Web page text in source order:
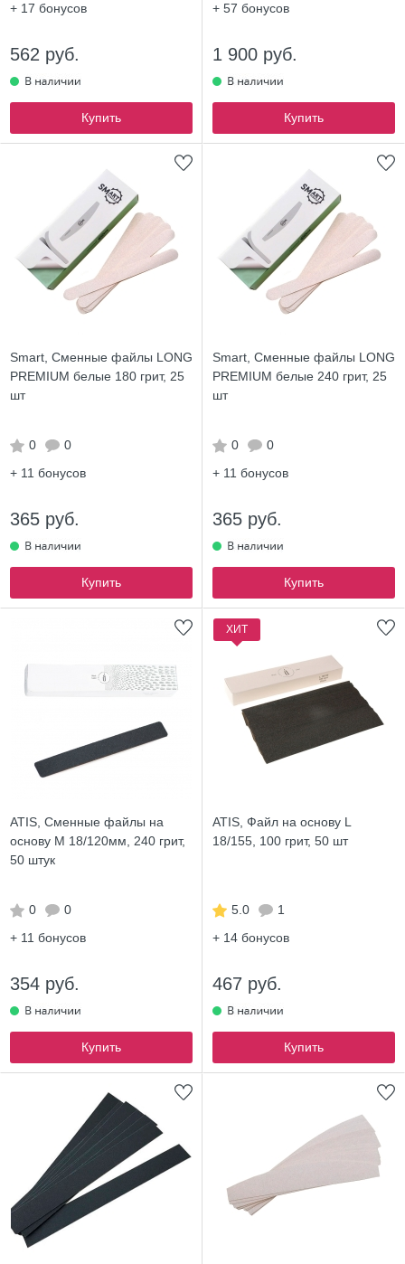
+ 17 бонусов
562 руб.
Купить
+ 57 бонусов
1 900 руб.
Купить
Smart, Сменные файлы LONG
PREMIUM белые 180 грит, 25
шт
0
0
+ 11 бонусов
365 руб.
Купить
Smart, Сменные файлы LONG
PREMIUM белые 240 грит, 25
шт
0
0
+ 11 бонусов
365 руб.
Купить
ATIS, Сменные файлы на
основу М 18/120мм, 240 грит,
50 штук
0
0
+ 11 бонусов
354 руб.
Купить
ХИТ
ATIS, Файл на основу L
18/155, 100 грит, 50 шт
5.0
1
+ 14 бонусов
467 руб.
Купить